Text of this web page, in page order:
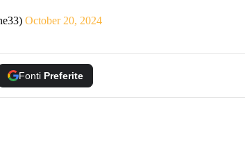
October 20, 2024
Fonti Preferite